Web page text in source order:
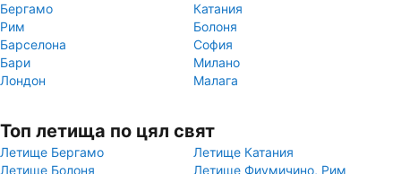
Бергамо
Катания
Рим
Болоня
Барселона
София
Бари
Милано
Лондон
Малага
Топ летища по цял свят
Летище Бергамо
Летище Катания
Летище Болоня
Летище Фиумичино, Рим